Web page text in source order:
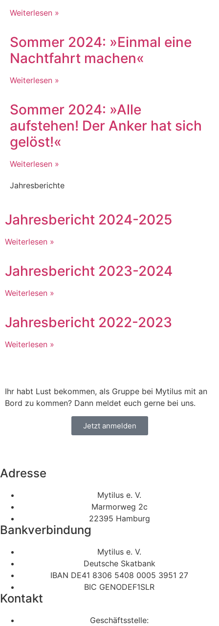
Weiterlesen »
Sommer 2024: »Einmal eine
Nachtfahrt machen«
Weiterlesen »
Sommer 2024: »Alle
aufstehen! Der Anker hat sich
gelöst!«
Weiterlesen »
Jahresberichte
Jahresbericht 2024-2025
Weiterlesen »
Jahresbericht 2023-2024
Weiterlesen »
Jahresbericht 2022-2023
Weiterlesen »
Ihr habt Lust bekommen, als Gruppe bei Mytilus mit an
Bord zu kommen? Dann meldet euch gerne bei uns.
Jetzt anmelden
Adresse
Mytilus e. V.
Marmorweg 2c
22395 Hamburg
Bankverbindung
Mytilus e. V.
Deutsche Skatbank
IBAN DE41 8306 5408 0005 3951 27
BIC GENODEF1SLR
Kontakt
Geschäftsstelle: